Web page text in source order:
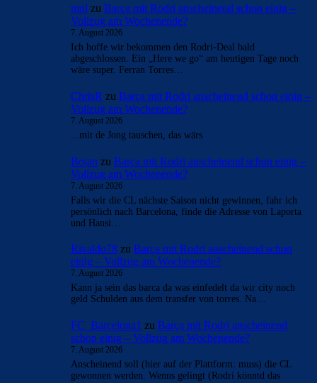
- Anzeige -
AKTUELLE USER-KOMMENTARE
Vollzug am Wochenende?
7. August 2026
Ich hoffe wir bekommen den Rodri-Deal bald
abgeschlossen. Ein „Here we go“ am heutigen Tage noch
wäre super. Ferran Torres…
ChrisRzuBarça mit Rodri anscheinend schon einig –
Vollzug am Wochenende?
7. August 2026
...mit de Jong tauschen, das wärs
Vollzug am Wochenende?
7. August 2026
Falls wir die CL nächste Saison nicht gewinnen, fahr ich
persönlich nach Barcelona, finde die Adresse von Laporta
und Hansi…
Rivaldo78zu
Barça mit Rodri anscheinend schon
einig – Vollzug am Wochenende?
7. August 2026
Kann ja sein das barca da was einfedelt da wir city noch
geld Schulden aus dem transfer von torres. Na…